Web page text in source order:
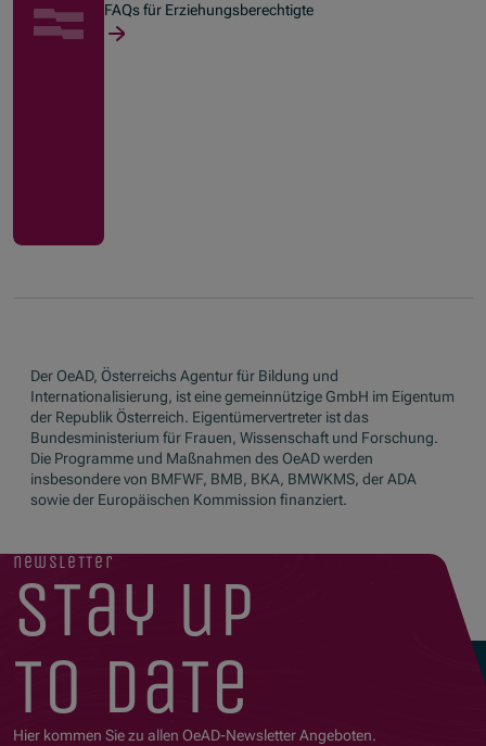
FAQs für Erziehungsberechtigte
Der OeAD, Österreichs Agentur für Bildung und
Internationalisierung, ist eine gemeinnützige GmbH im Eigentum
der Republik Österreich. Eigentümervertreter ist das
Bundesministerium für Frauen, Wissenschaft und Forschung.
Die Programme und Maßnahmen des OeAD werden
insbesondere von BMFWF, BMB, BKA, BMWKMS, der ADA
sowie der Europäischen Kommission finanziert.
newsletter
stay up
to date
Hier kommen Sie zu allen OeAD-Newsletter Angeboten.